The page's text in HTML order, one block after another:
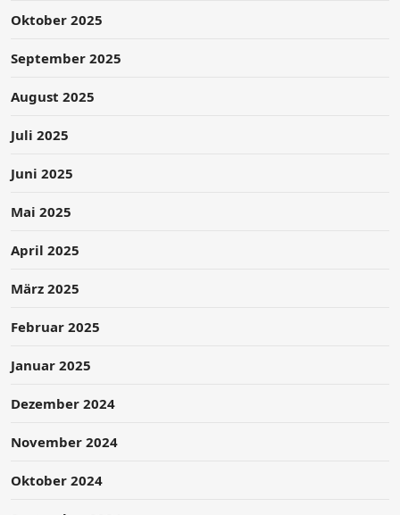
Oktober 2025
September 2025
August 2025
Juli 2025
Juni 2025
Mai 2025
April 2025
März 2025
Februar 2025
Januar 2025
Dezember 2024
November 2024
Oktober 2024